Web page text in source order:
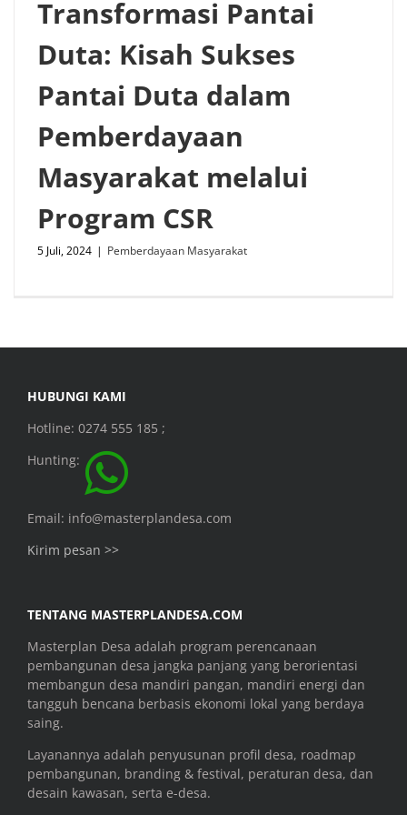
Transformasi Pantai
Duta: Kisah Sukses
Pantai Duta dalam
Pemberdayaan
Masyarakat melalui
Program CSR
5 Juli, 2024 | Pemberdayaan Masyarakat
HUBUNGI KAMI
Hotline: 0274 555 185 ;
Hunting:
Email: info@masterplandesa.com
Kirim pesan >>
TENTANG MASTERPLANDESA.COM
Masterplan Desa adalah program perencanaan
pembangunan desa jangka panjang yang berorientasi
membangun desa mandiri pangan, mandiri energi dan
tangguh bencana berbasis ekonomi lokal yang berdaya
saing.
Layanannya adalah penyusunan profil desa, roadmap
pembangunan, branding & festival, peraturan desa, dan
desain kawasan, serta e-desa.